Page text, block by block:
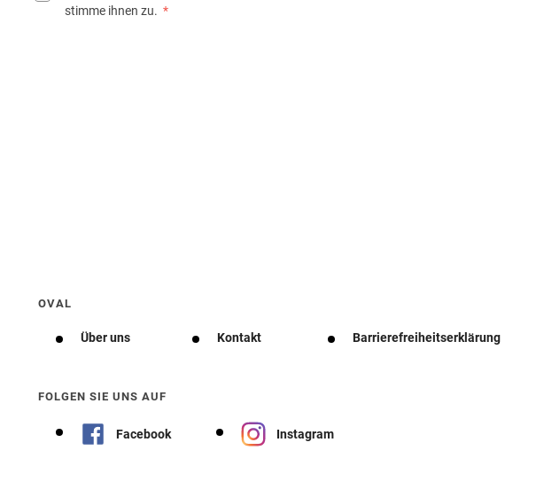
stimme ihnen zu. *
OVAL
Über uns Kontakt Barrierefreiheitserklärung
FOLGEN SIE UNS AUF
Facebook Instagram